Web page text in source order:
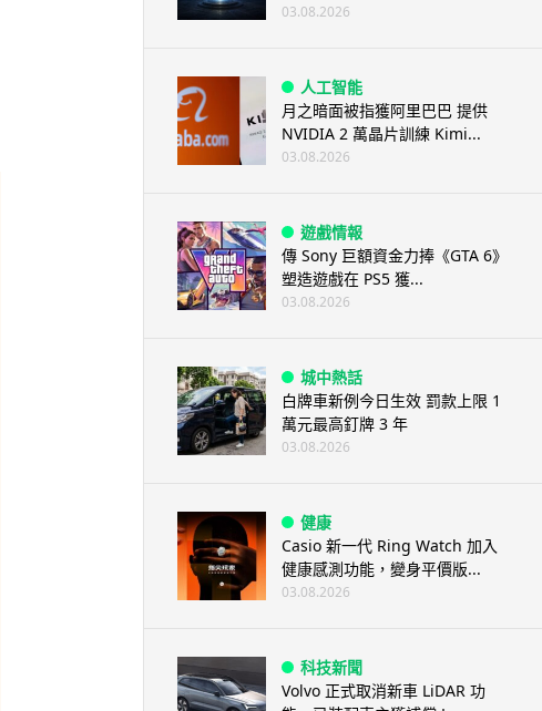
03.08.2026
人工智能
月之暗面被指獲阿里巴巴 提供
NVIDIA 2 萬晶片訓練 Kimi...
03.08.2026
遊戲情報
傳 Sony 巨額資金力捧《GTA 6》
塑造遊戲在 PS5 獲...
03.08.2026
城中熱話
白牌車新例今日生效 罰款上限 1
萬元最高釘牌 3 年
03.08.2026
健康
Casio 新一代 Ring Watch 加入
健康感測功能，變身平價版...
03.08.2026
科技新聞
Volvo 正式取消新車 LiDAR 功